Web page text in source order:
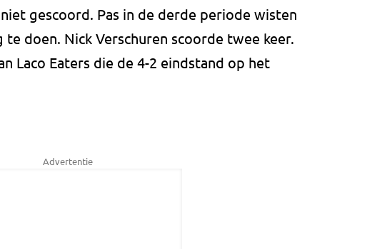
gescoord. Pas in de derde periode wisten
doen. Nick Verschuren scoorde twee keer.
Laco Eaters die de 4-2 eindstand op het
Advertentie